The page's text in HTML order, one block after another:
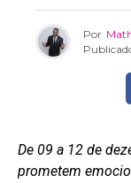
Por
De 09 a 12 de
prometem